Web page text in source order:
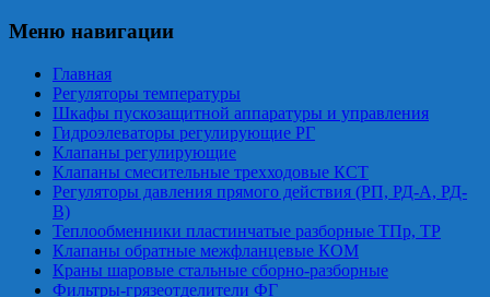
Меню навигации
Главная
Регуляторы температуры
Шкафы пускозащитной аппаратуры и управления
Гидроэлеваторы регулирующие РГ
Клапаны регулирующие
Клапаны смесительные трехходовые КСТ
Регуляторы давления прямого действия (РП, РД-А, РД-
В)
Теплообменники пластинчатые разборные ТПр, ТР
Клапаны обратные межфланцевые КОМ
Краны шаровые стальные сборно-разборные
Фильтры-грязеотделители ФГ